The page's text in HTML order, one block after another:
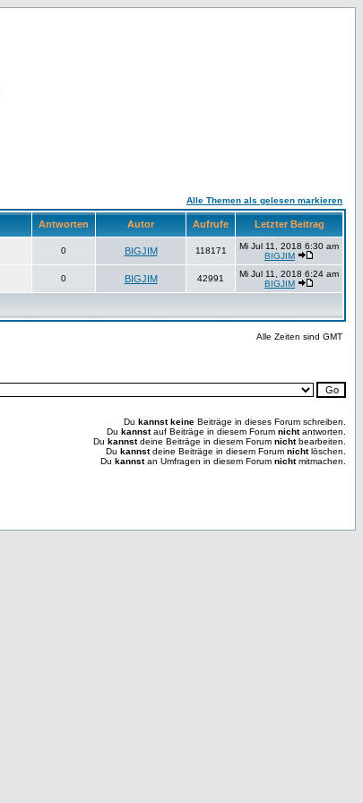
Alle Themen als gelesen markieren
Antworten Autor Aufrufe Letzter Beitrag
0 BIGJIM 118171
Mi Jul 11, 2018 6:30 am
BIGJIM
0 BIGJIM 42991
Mi Jul 11, 2018 6:24 am
BIGJIM
Alle Zeiten sind GMT
Du kannst keine Beiträge in dieses Forum schreiben.
Du kannstauf Beiträge in diesem Forum nichtantworten.
Du kannstdeine Beiträge in diesem Forum nichtbearbeiten.
Du kannstdeine Beiträge in diesem Forum nichtlöschen.
Du kannstan Umfragen in diesem Forum nichtmitmachen.